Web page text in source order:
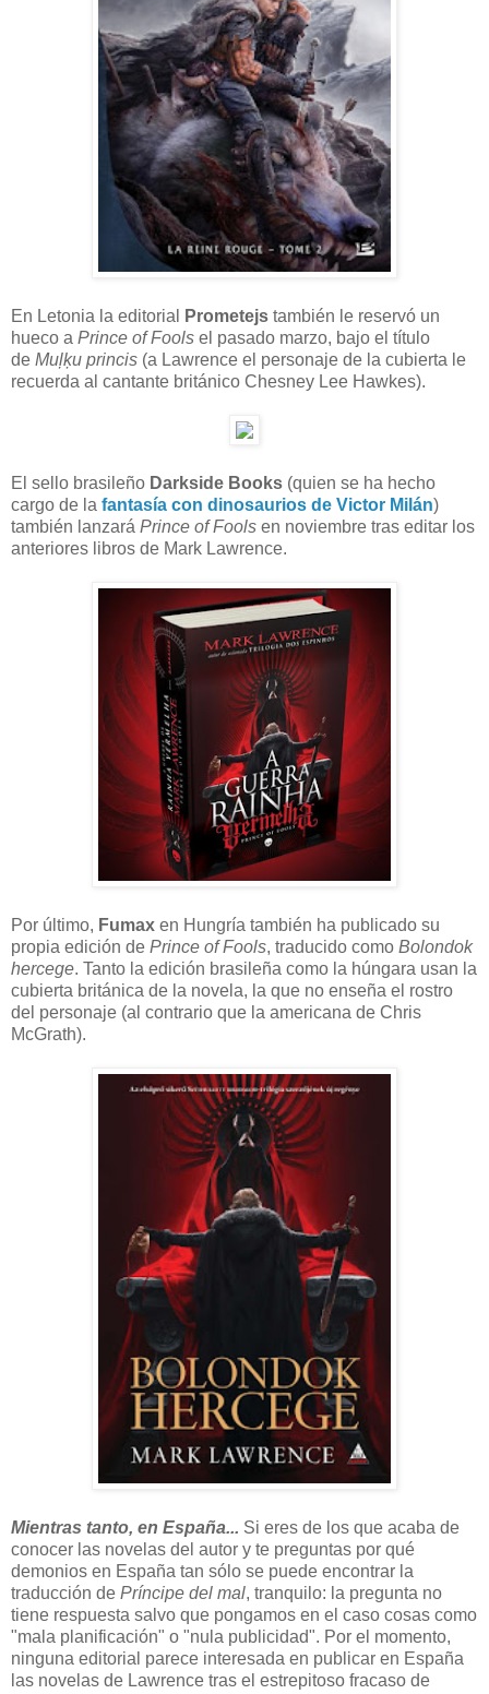
En Letonia la editorial Prometejs también le reservó un
hueco a Prince of Fools el pasado marzo, bajo el título
de Muļķu princis (a Lawrence el personaje de la cubierta le
recuerda al cantante británico Chesney Lee Hawkes).
El sello brasileño Darkside Books (quien se ha hecho
cargo de la fantasía con dinosaurios de Victor Milán)
también lanzará Prince of Fools en noviembre tras editar los
anteriores libros de Mark Lawrence.
Por último, Fumax en Hungría también ha publicado su
propia edición de Prince of Fools, traducido como Bolondok
hercege. Tanto la edición brasileña como la húngara usan la
cubierta británica de la novela, la que no enseña el rostro
del personaje (al contrario que la americana de Chris
McGrath).
Mientras tanto, en España... Si eres de los que acaba de
conocer las novelas del autor y te preguntas por qué
demonios en España tan sólo se puede encontrar la
traducción de Príncipe del mal, tranquilo: la pregunta no
tiene respuesta salvo que pongamos en el caso cosas como
"mala planificación" o "nula publicidad". Por el momento,
ninguna editorial parece interesada en publicar en España
las novelas de Lawrence tras el estrepitoso fracaso de